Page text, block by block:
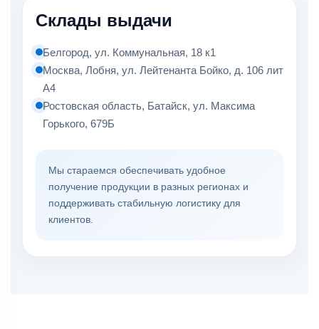
Склады выдачи
Белгород, ул. Коммунальная, 18 к1
Москва, Лобня, ул. Лейтенанта Бойко, д. 106 лит
А4
Ростовская область, Батайск, ул. Максима
Горького, 679Б
Мы стараемся обеспечивать удобное
получение продукции в разных регионах и
поддерживать стабильную логистику для
клиентов.